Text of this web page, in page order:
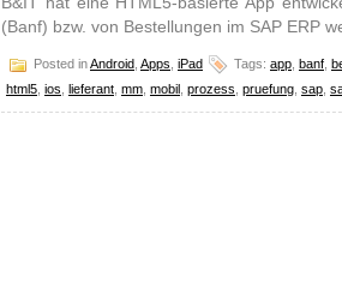
(Banf) bzw. von Bestellungen im SAP ERP
Posted inAndroid Apps iPad Tags: app banf
html5 ios lieferant mm mobil prozess pruefung sap